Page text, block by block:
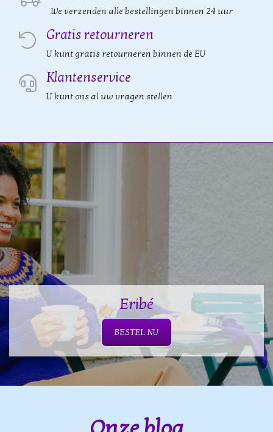
We verzenden alle bestellingen binnen 24 uur
Gratis retourneren
U kunt gratis retourneren binnen de EU
Klantenservice
U kunt ons al uw vragen stellen
Eribé
BESTEL NU